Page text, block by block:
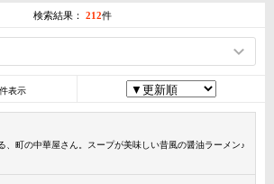
検索結果： 212件
表示
、町の中華屋さん。スープが美味しい昔風の醤油ラーメン♪